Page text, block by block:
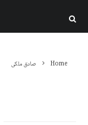
Home صادق ملکی